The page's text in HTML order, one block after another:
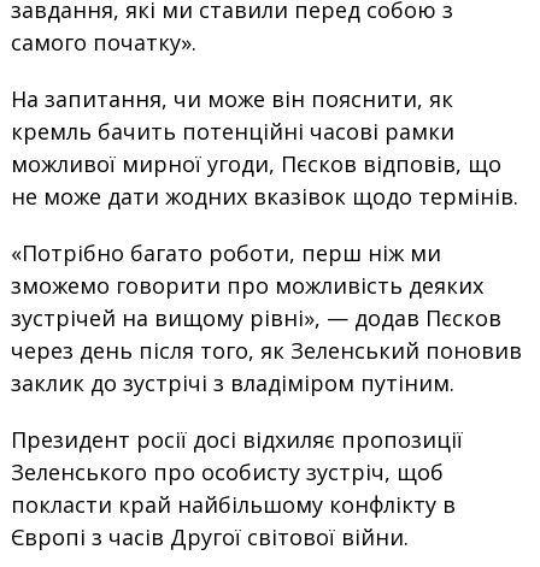
завдання, які ми ставили перед собою з
самого початку».
На запитання, чи може він пояснити, як
кремль бачить потенційні часові рамки
можливої мирної угоди, Пєсков відповів, що
не може дати жодних вказівок щодо термінів.
«Потрібно багато роботи, перш ніж ми
зможемо говорити про можливість деяких
зустрічей на вищому рівні», — додав Пєсков
через день після того, як Зеленський поновив
заклик до зустрічі з владіміром путіним.
Президент росії досі відхиляє пропозиції
Зеленського про особисту зустріч, щоб
покласти край найбільшому конфлікту в
Європі з часів Другої світової війни.